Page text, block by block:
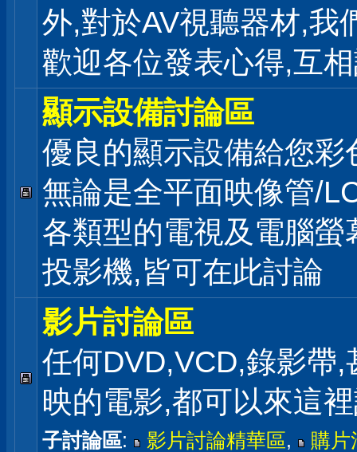
外,對於AV視聽器材,我
歡迎各位發表心得,互
顯示設備討論區
優良的顯示設備給您彩
無論是全平面映像管/
各類型的電視及電腦螢
投影機,皆可在此討論
影片討論區
任何DVD,VCD,錄影帶,
映的電影,都可以來這
子討論區: 影片討論精華區, 購片